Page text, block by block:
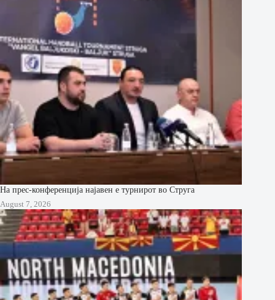
На прес-конференција најавен е турнирот во Струга
August 7, 2026